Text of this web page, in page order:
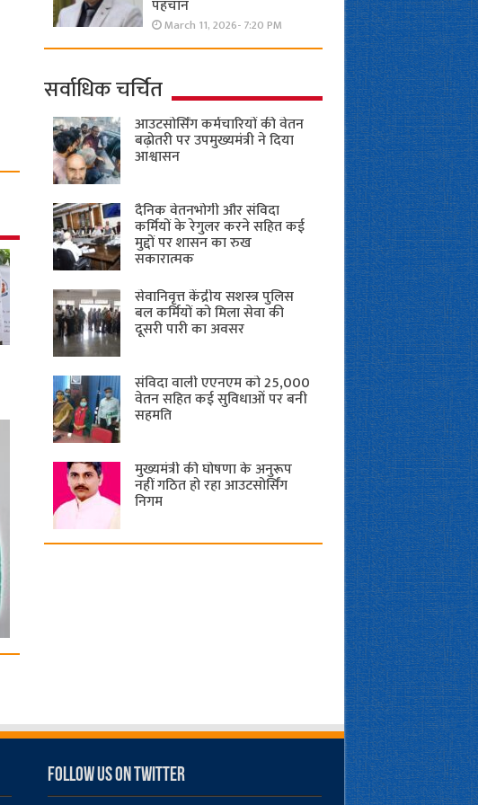
पहचान
March 11, 2026- 7:20 PM
सर्वाधिक चर्चित
आउटसोर्सिंग कर्मचारियों की वेतन
बढ़ोतरी पर उपमुख्यमंत्री ने दिया
आश्वासन
दैनिक वेतनभोगी और संविदा
कर्मियों के रेगुलर करने सहित कई
मुद्दों पर शासन का रुख
सकारात्मक
सेवानिवृत्त केंद्रीय सशस्त्र पुलिस
बल ​कर्मियों को मिला सेवा की
दूसरी पारी का अवसर
संविदा वाली एएनएम को 25,000
वेतन सहित कई सुविधाओं पर बनी
सहमति
मुख्यमंत्री की घोषणा के अनुरूप
नहीं गठित हो रहा आउटसोर्सिंग
निगम
Follow us on Twitter